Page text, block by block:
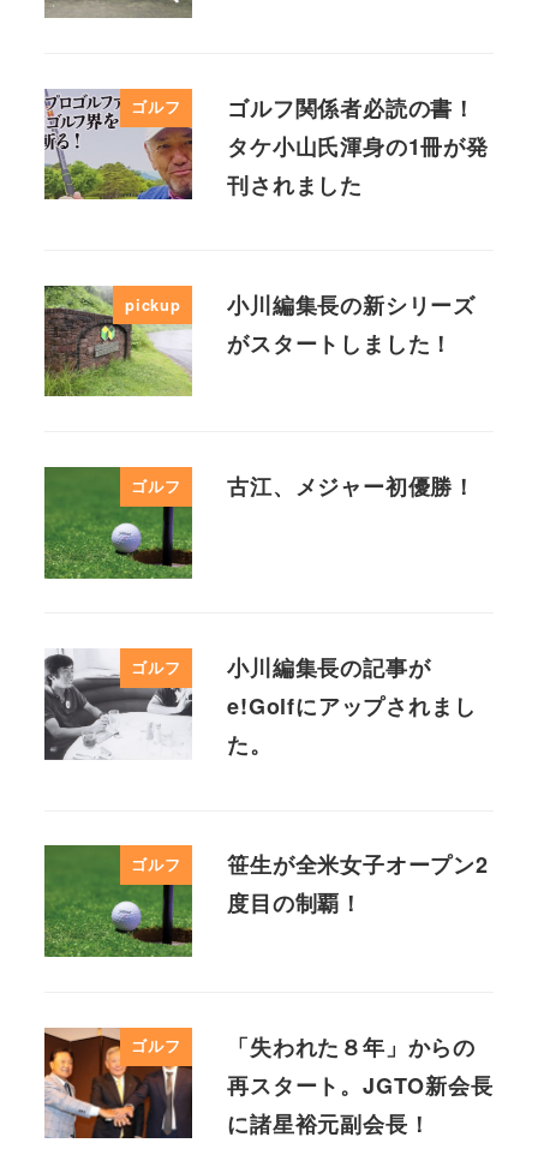
ゴルフ
ゴルフ関係者必読の書！
タケ小山氏渾身の1冊が発
刊されました
pickup
小川編集長の新シリーズ
がスタートしました！
ゴルフ 古江、メジャー初優勝！
ゴルフ
小川編集長の記事が
e!Golfにアップされまし
た。
ゴルフ
笹生が全米女子オープン2
度目の制覇！
ゴルフ
「失われた８年」からの
再スタート。JGTO新会長
に諸星裕元副会長！